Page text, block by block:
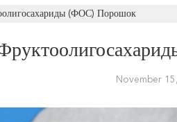
(ФОС) Порошок
November